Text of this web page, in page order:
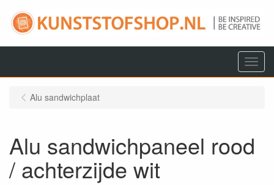
Menu
Alu sandwichplaat
Alu sandwichpaneel rood
/ achterzijde wit